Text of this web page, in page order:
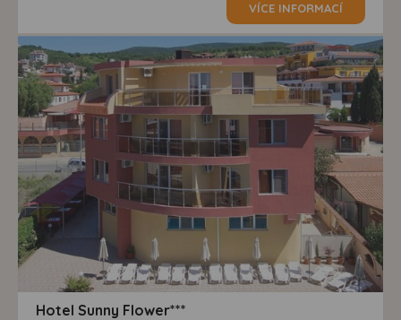
VÍCE INFORMACÍ
Hotel Sunny Flower***